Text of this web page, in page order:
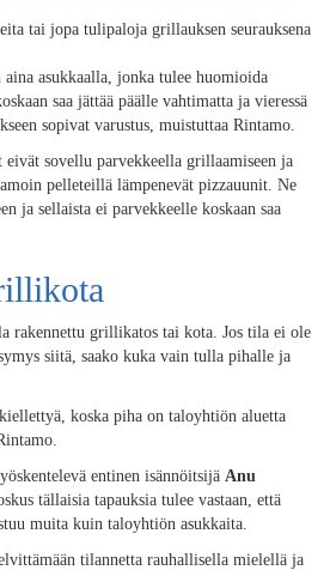
tai jopa tulipaloja grillauksen seurauksena
asukkaalla, jonka tulee huomioida
saa jättää päälle vahtimatta ja vieressä
sopivat varustus, muistuttaa Rintamo.
sovellu parvekkeella grillaamiseen ja
pelleteillä lämpenevät pizzauunit. Ne
ja sellaista ei parvekkeelle koskaan saa
rakennettu grillikatos tai kota. Jos tila ei ole
siitä, saako kuka vain tulla pihalle ja
koska piha on taloyhtiön aluetta
entinen isännöitsijä Anu
tällaisia tapauksia tulee vastaan, että
muita kuin taloyhtiön asukkaita.
tilannetta rauhallisella mielellä ja